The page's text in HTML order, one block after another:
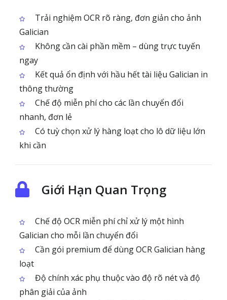
Trải nghiệm OCR rõ ràng, đơn giản cho ảnh
Galician
Không cần cài phần mềm – dùng trực tuyến
ngay
Kết quả ổn định với hầu hết tài liệu Galician in
thông thường
Chế độ miễn phí cho các lần chuyển đổi
nhanh, đơn lẻ
Có tuỳ chọn xử lý hàng loạt cho lô dữ liệu lớn
khi cần
Giới Hạn Quan Trọng
Chế độ OCR miễn phí chỉ xử lý một hình
Galician cho mỗi lần chuyển đổi
Cần gói premium để dùng OCR Galician hàng
loạt
Độ chính xác phụ thuộc vào độ rõ nét và độ
phân giải của ảnh